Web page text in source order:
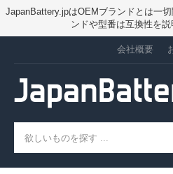
JapanBattery.jpはOEMブランドとは一
ンドや型番は互換性を説
会社概要